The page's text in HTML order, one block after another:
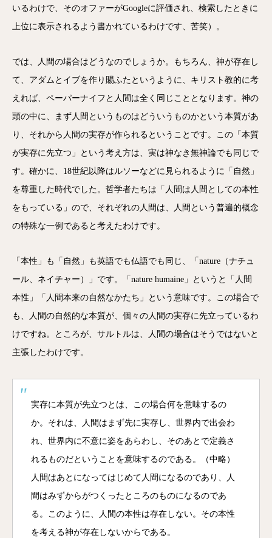
いるわけで、そのオファーがGoogleに評価され、検索したときに
上位に表示されるよう書かれているわけです、苦笑）。
では、人間の場合はどうなのでしょうか。もちろん、神が存在し
て、アダムとイブを作り賜ふたというように、キリスト教的に考
えれば、ペーパーナイフと人間は全く同じこととなります。神の
頭の中に、まず人間というものはどういうものかという本質があ
り、それから人間の実存が作られるということです。この「本質
が実存に先立つ」という考え方は、実は神なき無神論でも同じで
す。確かに、18世紀以降はルソーなどに見られるように「自然」
を尊重した時代でした。哲学者たちは「人間は人間としての本性
をもっている」ので、それぞれの人間は、人間という普遍的概念
の特殊な一例であると考えたわけです。
「本性」も「自然」も英語でも仏語でも同じ、「nature（ナチュ
ール、ネイチャー）」です。「nature humaine」というと「人間
本性」「人間本来の自然なかたち」という意味です。この場合で
も、人間の自然的な本質が、個々の人間の実存に先立っているわ
けですね。ところが、サルトルは、人間の場合はそうではないと
主張したわけです。
実存に本質が先立つとは、この場合何を意味するの
か。それは、人間はまず先に実存し、世界内で出会わ
れ、世界内に不意に姿をあらわし、そのあとで定義さ
れるものだということを意味するのである。（中略）
人間はあとになってはじめて人間になるのであり、人
間はみずからがつくったところのものになるのであ
る。このように、人間の本性は存在しない。その本性
を考える神が存在しないからである。